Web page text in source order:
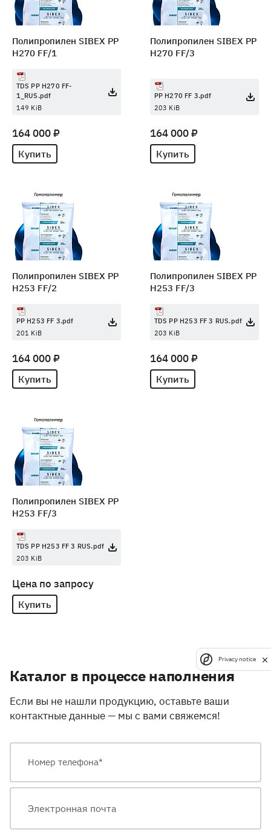
Полипропилен SIBEX PP
H270 FF/1
TDS PP H270 FF-
1_RUS.pdf
149 KiB
164 000 ₽
Купить
Полипропилен SIBEX PP
H270 FF/3
PP H270 FF 3.pdf
203 KiB
164 000 ₽
Купить
Полипропилен SIBEX PP
H253 FF/2
PP H253 FF 3.pdf
201 KiB
164 000 ₽
Купить
Полипропилен SIBEX PP
H253 FF/3
TDS PP H253 FF 3 RUS.pdf
203 KiB
164 000 ₽
Купить
Полипропилен SIBEX PP
H253 FF/3
TDS PP H253 FF 3 RUS.pdf
203 KiB
Цена по запросу
Купить
Каталог в процессе наполнения
Если вы не нашли продукцию, оставьте ваши
контактные данные — мы с вами свяжемся!
Privacy notice